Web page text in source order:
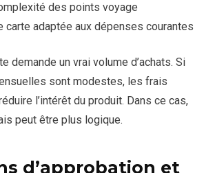
des points voyage
carte adaptée aux dépenses courantes
demande un vrai volume d’achats. Si
sont modestes, les frais
l’intérêt du produit. Dans ce cas,
peut être plus logique.
d’approbation et